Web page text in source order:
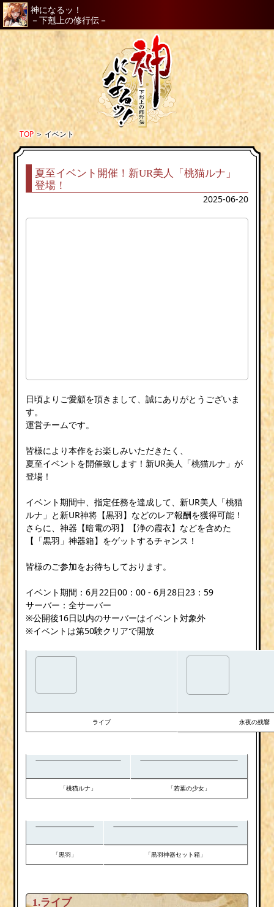
神になるッ！
－下剋上の修行伝－
TOP＞イベント
夏至イベント開催！新UR美人「桃猫ルナ」
登場！
2025-06-20
日頃よりご愛顧を頂きまして、誠にありがとうございま
す。
運営チームです。
皆様により本作をお楽しみいただきたく、
夏至イベントを開催致します！新UR美人「桃猫ルナ」が
登場！
イベント期間中、指定任務を達成して、新UR美人「桃猫
ルナ」と新UR神将【黒羽】などのレア報酬を獲得可能！
さらに、神器【暗電の羽】【浄の霞衣】などを含めた
【「黒羽」神器箱】をゲットするチャンス！
皆様のご参加をお待ちしております。
イベント期間：6月22日00：00 - 6月28日23：59
サーバー：全サーバー
※公開後16日以内のサーバーはイベント対象外
※イベントは第50験クリアで開放
ライブ 永夜の残響
「桃猫ルナ」 「若葉の少女」
「黒羽」 「黒羽神器セット箱」
1.ライブ